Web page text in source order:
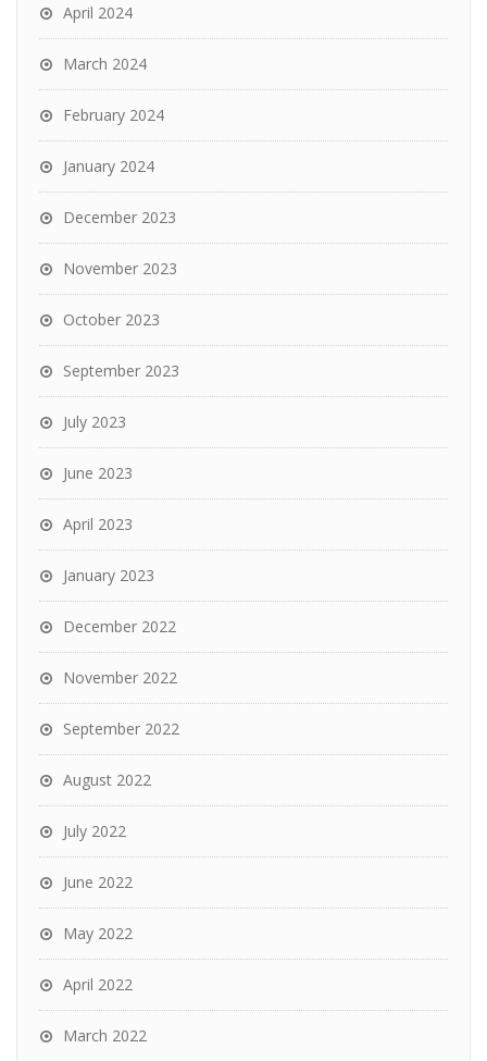
April 2024
March 2024
February 2024
January 2024
December 2023
November 2023
October 2023
September 2023
July 2023
June 2023
April 2023
January 2023
December 2022
November 2022
September 2022
August 2022
July 2022
June 2022
May 2022
April 2022
March 2022